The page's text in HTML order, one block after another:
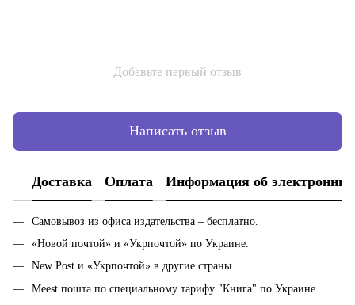
Добавьте первый отзыв
Написать отзыв
Доставка Оплата Информация об
Самовывоз из офиса издательства – бесплатно.
«Новой почтой» и «Укрпочтой» по Украине.
New Post и «Укрпочтой» в другие страны.
Meest пошта по специальному тарифу "Книга" по Украине